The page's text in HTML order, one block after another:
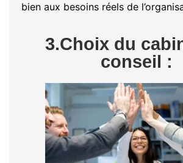
bien aux besoins réels de
3.Choix du
conseil :